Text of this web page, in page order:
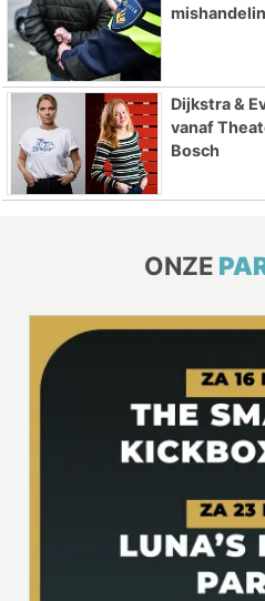
Dijkstra &
vanaf
Bosch
ONZE